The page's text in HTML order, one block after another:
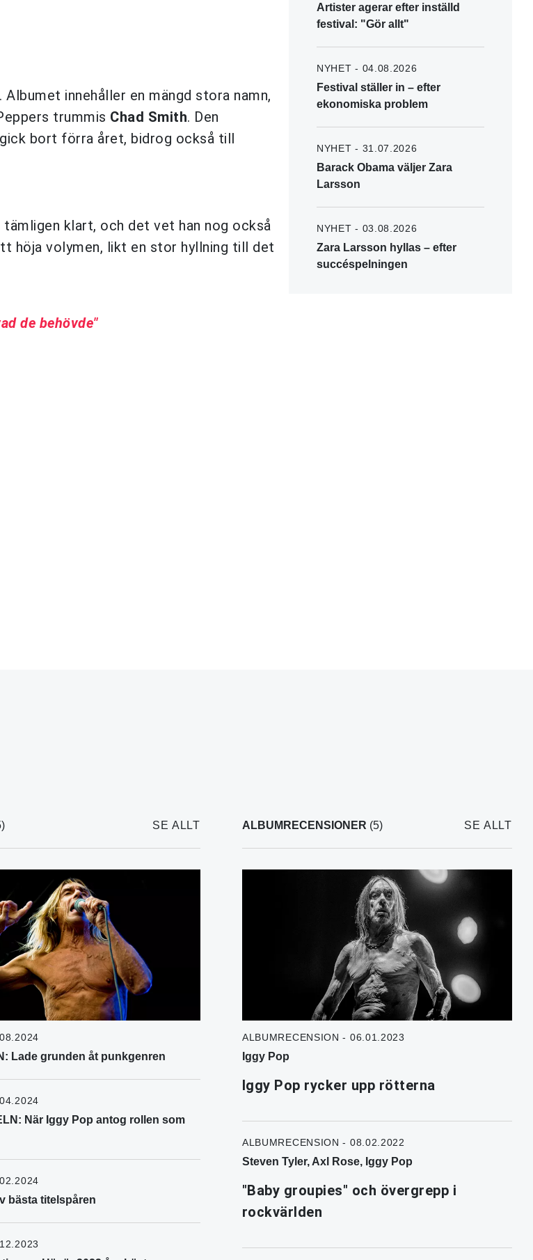
Albumet innehåller en mängd stora namn,
trummis Chad Smith. Den
bort förra året, bidrog också till
klart, och det vet han nog också
höja volymen, likt en stor hyllning till det
de behövde"
Artister agerar efter inställd
festival: "Gör allt"
NYHET - 04.08.2026
Festival ställer in – efter
ekonomiska problem
NYHET - 31.07.2026
Barack Obama väljer Zara
Larsson
NYHET - 03.08.2026
Zara Larsson hyllas – efter
succéspelningen
SE ALLT
Lade grunden åt punkgenren
När Iggy Pop antog rollen som
bästa titelspåren
ALBUMRECENSIONER (5) SE ALLT
ALBUMRECENSION - 06.01.2023
Iggy Pop
Iggy Pop rycker upp rötterna
ALBUMRECENSION - 08.02.2022
Steven Tyler, Axl Rose, Iggy Pop
"Baby groupies" och övergrepp i
rockvärlden